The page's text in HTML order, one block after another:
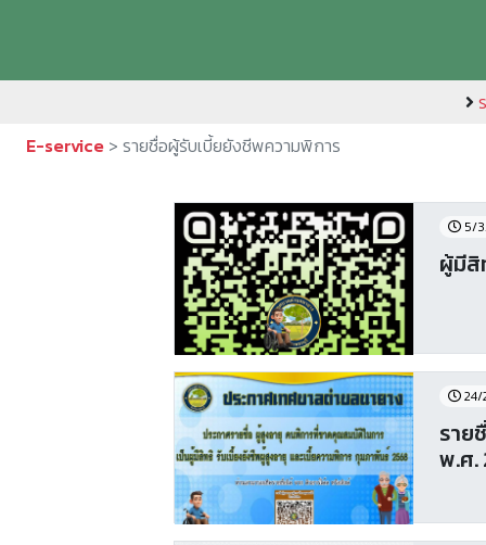
E-service > รายชื่อผู้รับเบี้ยยังชีพความพิการ
5/
ผู้มีสิ
24/
รายชื่อผู้พิการ ที่ขาดคุณสม
พ.ศ.